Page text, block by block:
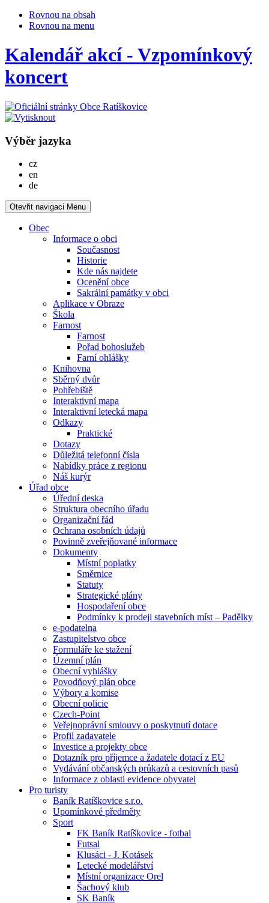
Rovnou na obsah
Rovnou na menu
Kalendář akcí - Vzpomínkový
koncert
Výběr jazyka
czČesky
en
deDeutsch
Otevřit navigaci Menu
Obec
Informace o obci
Současnost
Historie
Kde nás najdete
Ocenění obce
Sakrální památky v obci
Aplikace v Obraze
Škola
Farnost
Farnost
Pořad bohoslužeb
Farní ohlášky
Knihovna
Sběrný dvůr
Pohřebiště
Interaktivní mapa
Interaktivní letecká mapa
Odkazy
Praktické
Dotazy
Důležitá telefonní čísla
Nabídky práce z regionu
Náš kurýr
Úřad obce
Úřední deska
Struktura obecního úřadu
Organizační řád
Ochrana osobních údajů
Povinně zveřejňované informace
Dokumenty
Místní poplatky
Směrnice
Statuty
Strategické plány
Hospodaření obce
Podmínky k prodeji stavebních míst – Padělky
e-podatelna
Zastupitelstvo obce
Formuláře ke stažení
Územní plán
Obecní vyhlášky
Povodňový plán obce
Výbory a komise
Obecní policie
Czech-Point
Veřejnoprávní smlouvy o poskytnutí dotace
Profil zadavatele
Investice a projekty obce
Dotazník pro příjemce a žadatele dotací z EU
Vydávání občanských průkazů a cestovních pasů
Informace z oblasti evidence obyvatel
Pro turisty
Baník Ratíškovice s.r.o.
Upomínkové předměty
Sport
FK Baník Ratíškovice - fotbal
Futsal
Klusáci - J. Kotásek
Letecké modelářství
Místní organizace Orel
Šachový klub
SK Baník